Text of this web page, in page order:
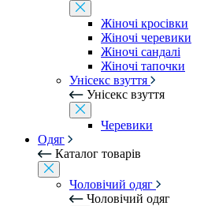
Жіночі кросівки
Жіночі черевики
Жіночі сандалі
Жіночі тапочки
Унісекс взуття
Унісекс взуття
Черевики
Одяг
Каталог товарів
Чоловічий одяг
Чоловічий одяг